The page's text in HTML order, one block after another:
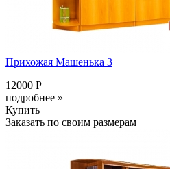
Прихожая Машенька 3
12000 Р
подробнее »
Купить
Заказать по своим размерам